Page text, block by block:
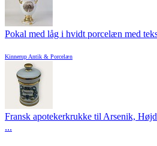
Pokal med låg i hvidt porcelæn med
Kinnerup Antik & Porcelæn
Fransk apotekerkrukke til Arsenik,
...